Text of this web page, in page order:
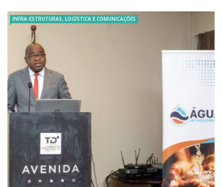
INFRA-ESTRUTURAS, LOGÍSTICA E COMUNICAÇÕES